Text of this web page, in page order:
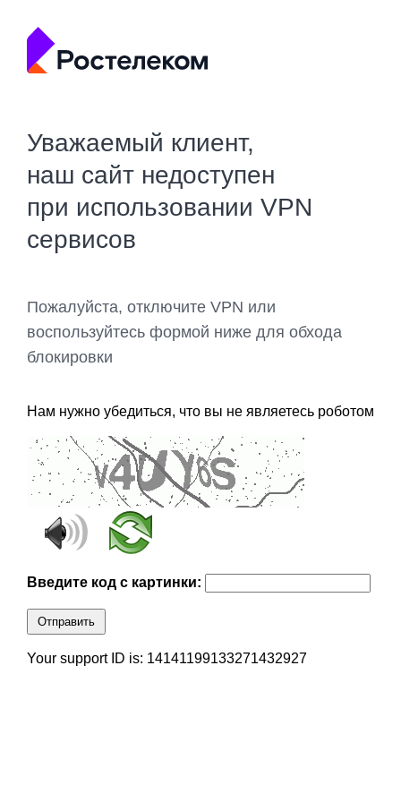
Уважаемый клиент,
наш сайт недоступен
при использовании VPN
сервисов
Пожалуйста, отключите VPN или
воспользуйтесь формой ниже для обхода
блокировки
Нам нужно убедиться, что вы не являетесь роботом
Введите код с картинки:
Отправить
Your support ID is: 14141199133271432927